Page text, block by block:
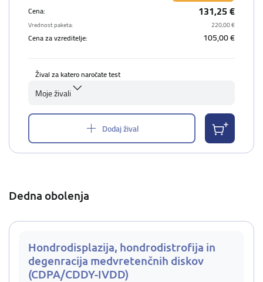
Cena:
131,25 €
Vrednost paketa: 220,00 €
Cena za vzreditelje: 105,00 €
Žival za katero naročate test
Moje živali
Dodaj žival
Dedna obolenja
Hondrodisplazija, hondrodistrofija in
degenracija medvretenčnih diskov
(CDPA/CDDY-IVDD)